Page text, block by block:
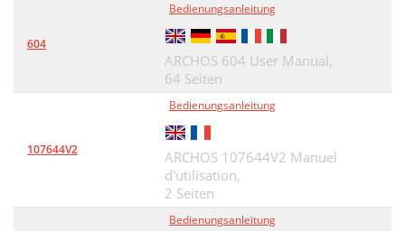
604
Bedienungsanleitung
ARCHOS 604 User Manual,
64 Seiten
107644V2
Bedienungsanleitung
ARCHOS 107644V2 Manuel
d'utilisation,
2 Seiten
Bedienungsanleitung